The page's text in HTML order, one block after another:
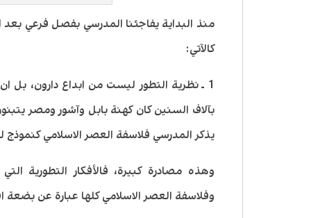
منذ البداية يفاجئنا المدرسي بفصل فرعي
كالآتي:
1 ـ نظرية التطور ليست من ابداع دارون، بل
بآلاف السنين كان كهنة بابل وآشور ومصر
يذكر المدرسي فلاسفة العصر الاسلامي كنموذج
وهذه مصادرة كبيرة، فالأفكار التطورية التي
وفلاسفة العصر الاسلامي كلها عبارة عن بضعة